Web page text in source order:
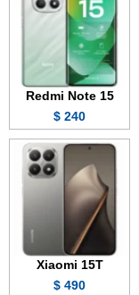
Redmi Note 15
240 $
Xiaomi 15T
490 $